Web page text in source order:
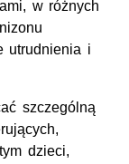
w różnych
utrudnienia i
szczególną
dzieci,